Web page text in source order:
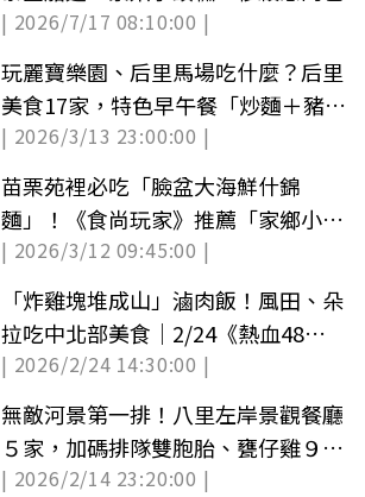
| 2026/7/17 08:10:00 |
玩麗寶樂園、后里馬場吃什麼？后里
美食17家，特色早午餐「炒麵＋豬血
湯」
| 2026/3/13 23:00:00 |
苗栗苑裡必吃「臉盆大海鮮什錦
麵」！《食尚玩家》推薦「家鄉小吃
部」
| 2026/3/12 09:45:00 |
「炸雞塊堆成山」滷肉飯！風田、朵
拉吃中北部美食｜2/24《熱血48小
時》店家資訊
| 2026/2/24 14:30:00 |
無敵河景第一排！八里左岸景觀餐廳
５家，加碼排隊雙胞胎、甕仔雞９間
必吃美食
| 2026/2/14 23:20:00 |